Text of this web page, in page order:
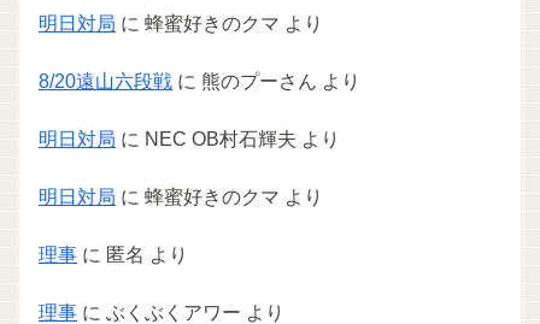
明日対局 に 蜂蜜好きのクマ より
8/20遠山六段戦 に 熊のプーさん より
明日対局 に NEC OB村石輝夫 より
明日対局 に 蜂蜜好きのクマ より
理事 に 匿名 より
理事 に ぶくぶくアワー より